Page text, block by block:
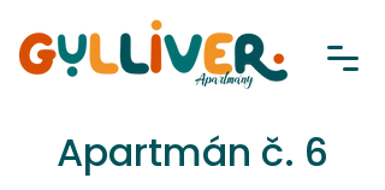
Apartmán č. 6